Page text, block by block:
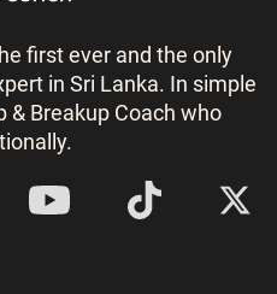
first ever and the only
in Sri Lanka. In simple
& Breakup Coach who